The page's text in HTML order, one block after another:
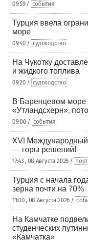
09:59 / события
Турция ввела
море
09:40 / судоходство
На Чукотку
и жидкого топлива
09:20 / судоходство
В Баренцевом море
«Утландсхерн»,
09:00 / события
XVI
— горы решений!
17:43 , 08 Августа 2026 /
Турция с начала
зерна почти на 70%
11:00 , 08 Августа 2026 /
На Камчатке
студенческих
«Камчатка»